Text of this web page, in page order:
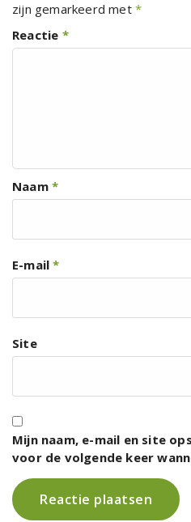
zijn gemarkeerd met *
Reactie *
Naam *
E-mail*
Site
Mijn naam, e-mail en site
voor de volgende keer